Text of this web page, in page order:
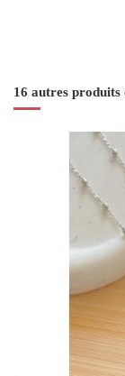
16 autres produits